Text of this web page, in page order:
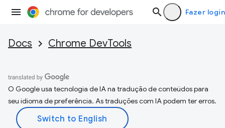
Fazer login
Docs Chrome DevTools
O Google usa tecnologia de IA na tradução de conteúdos para
seu idioma de preferência. As traduções com IA podem ter erros.